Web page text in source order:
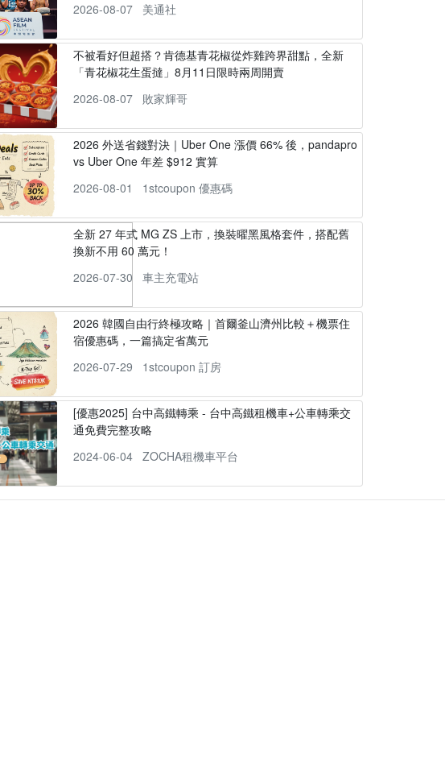
2026-08-07
美通社
不被看好但超搭？肯德基青花椒從炸雞跨界甜點，全新
「青花椒花生蛋撻」8月11日限時兩周開賣
2026-08-07
敗家輝哥
2026 外送省錢對決｜Uber One 漲價 66% 後，pandapro
vs Uber One 年差 $912 實算
2026-08-01
1stcoupon 優惠碼
全新 27 年式 MG ZS 上市，換裝曜黑風格套件，搭配舊
換新不用 60 萬元！
2026-07-30
車主充電站
2026 韓國自由行終極攻略｜首爾釜山濟州比較＋機票住
宿優惠碼，一篇搞定省萬元
2026-07-29
1stcoupon 訂房
[優惠2025] 台中高鐵轉乘 - 台中高鐵租機車+公車轉乘交
通免費完整攻略
2024-06-04
ZOCHA租機車平台